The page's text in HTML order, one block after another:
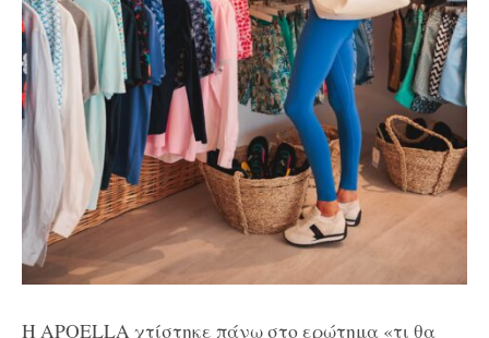
Η APOELLA χτίστηκε πάνω στο ερώτημα «τι θα